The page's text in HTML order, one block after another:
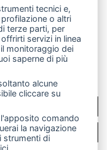
RSS
tecnici e,
o altri
terze parti, per
servizi in linea
monitoraggio dei
saperne di più
alcune
cliccare su
comando
la navigazione
strumenti di